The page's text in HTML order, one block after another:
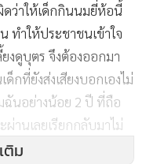
ดว่าให้เด็กกินนมยี่ห้อนี้
ทำให้ประชาชนเข้าใจ
งดูบุตร จึงต้องออกมา
กที่ยังส่งเสียงบอกเองไม่
ฉันอย่างน้อย 2 ปี ที่ถือ
ผ่านเลยเรียกกลับมาไม่
ติม